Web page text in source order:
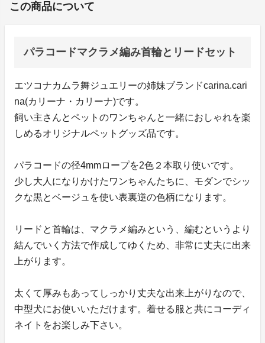
この商品について
パラコードマクラメ編み首輪とリードセット
エツコナカムラ舞ジュエリーの姉妹ブランドcarina.cari
na(カリーナ・カリーナ)です。
飼い主さんとペットのワンちゃんと一緒におしゃれを楽
しめるオリジナルペットグッズ品です。
パラコードの径4mmロープを2色２本取り使いです。
少し大人になりかけたワンちゃんたちに、モダンでシッ
クな黒とベージュを使い表裏逆の色柄になります。
リードと首輪は、マクラメ編みという、編むというより
結んでいく方法で作成してゆくため、非常に丈夫に出来
上がります。
太くて厚みもあってしっかり丈夫な出来上がりなので、
中型犬にお使いいただけます。着せる服と共にコーディ
ネイトをお楽しみ下さい。